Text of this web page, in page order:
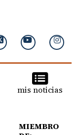
mis noticias
MIEMBRO